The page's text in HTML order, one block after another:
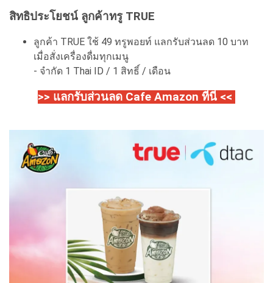
สิทธิประโยชน์ ลูกค้าทรู TRUE
ลูกค้า TRUE ใช้ 49 ทรูพอยท์ แลกรับส่วนลด 10 บาท
เมื่อสั่งเครื่องดื่มทุกเมนู
- จำกัด 1 Thai ID / 1 สิทธิ์ / เดือน
>> แลกรับส่วนลด Cafe Amazon ที่นี่ <<